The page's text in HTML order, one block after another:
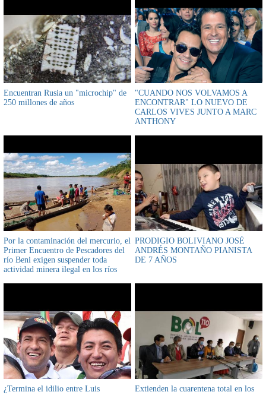
Encuentran Rusia un "microchip" de
250 millones de años
"CUANDO NOS VOLVAMOS A
ENCONTRAR" LO NUEVO DE
CARLOS VIVES JUNTO A MARC
ANTHONY
Por la contaminación del mercurio, el
Primer Encuentro de Pescadores del
río Beni exigen suspender toda
actividad minera ilegal en los ríos
PRODIGIO BOLIVIANO JOSÉ
ANDRÉS MONTAÑO PIANISTA
DE 7 AÑOS
¿Termina el idilio entre Luis
Extienden la cuarentena total en los